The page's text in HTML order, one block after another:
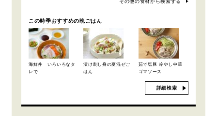
その他の食材から検索する
この時季おすすめの晩ごはん
海鮮丼 いろいろなタ
レで
漬け刺し身の夏混ぜご
はん
茹で塩豚 冷やし中華
ゴマソース
詳細検索